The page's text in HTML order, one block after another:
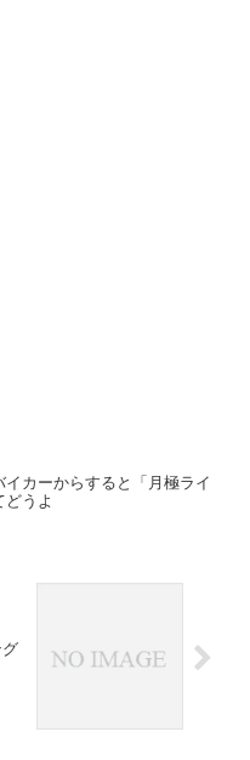
イカーからすると「月極ライ
どうよ